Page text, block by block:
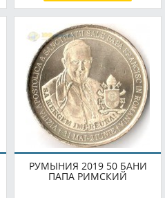
РУМЫНИЯ 2019 50 БАНИ
ПАПА РИМСКИЙ